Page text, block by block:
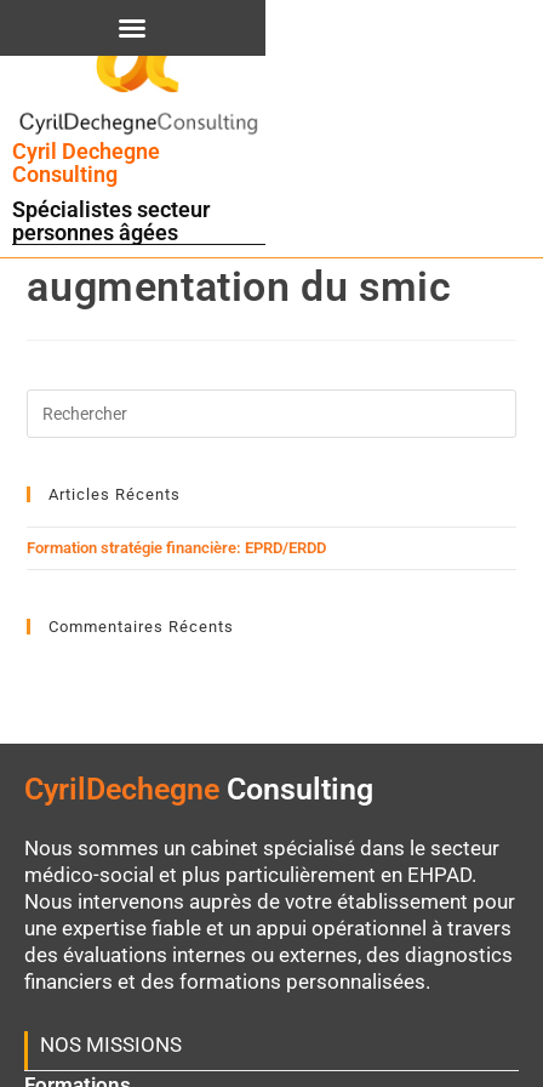
Cyril Dechegne
Consulting
Spécialistes secteur
personnes âgées
augmentation du smic
Articles Récents
Formation stratégie financière: EPRD/ERDD
Commentaires Récents
CyrilDechegne Consulting
Nous sommes un cabinet spécialisé dans le secteur
médico-social et plus particulièrement en EHPAD.
Nous intervenons auprès de votre établissement pour
une expertise fiable et un appui opérationnel à travers
des évaluations internes ou externes, des diagnostics
financiers et des formations personnalisées.
NOS MISSIONS